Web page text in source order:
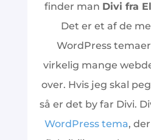
finder man Divi fra
Det er et af de
WordPress
virkelig mange
over. Hvis jeg skal
så er det by far Divi.
WordPress tema,